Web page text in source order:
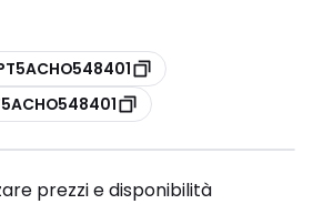
prezzi e disponibilità